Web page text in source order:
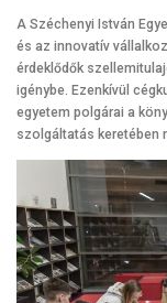
A Széchenyi István
és az innovatív
érdeklődők
igénybe. Ezenkívül
egyetem polgárai a
szolgáltatás keretében